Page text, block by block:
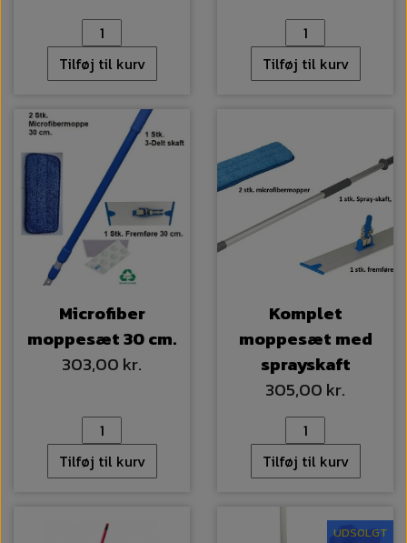
Tilføj til kurv Tilføj til kurv
Microfiber
moppesæt 30 cm.
303,00 kr.
Tilføj til kurv
Komplet
moppesæt med
sprayskaft
305,00 kr.
Tilføj til kurv
UDSOLGT